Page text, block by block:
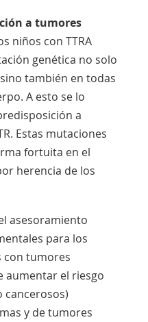
a tumores
niños con TTRA
genética no solo
también en todas
A esto se lo
a
Estas mutaciones
fortuita en el
herencia de los
asesoramiento
para los
con tumores
aumentar el riesgo
cancerosos)
y de tumores